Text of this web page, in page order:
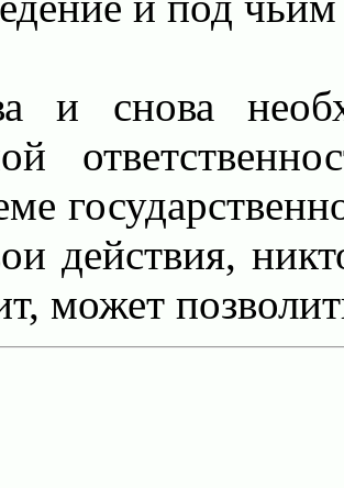
и снова
действия,
может